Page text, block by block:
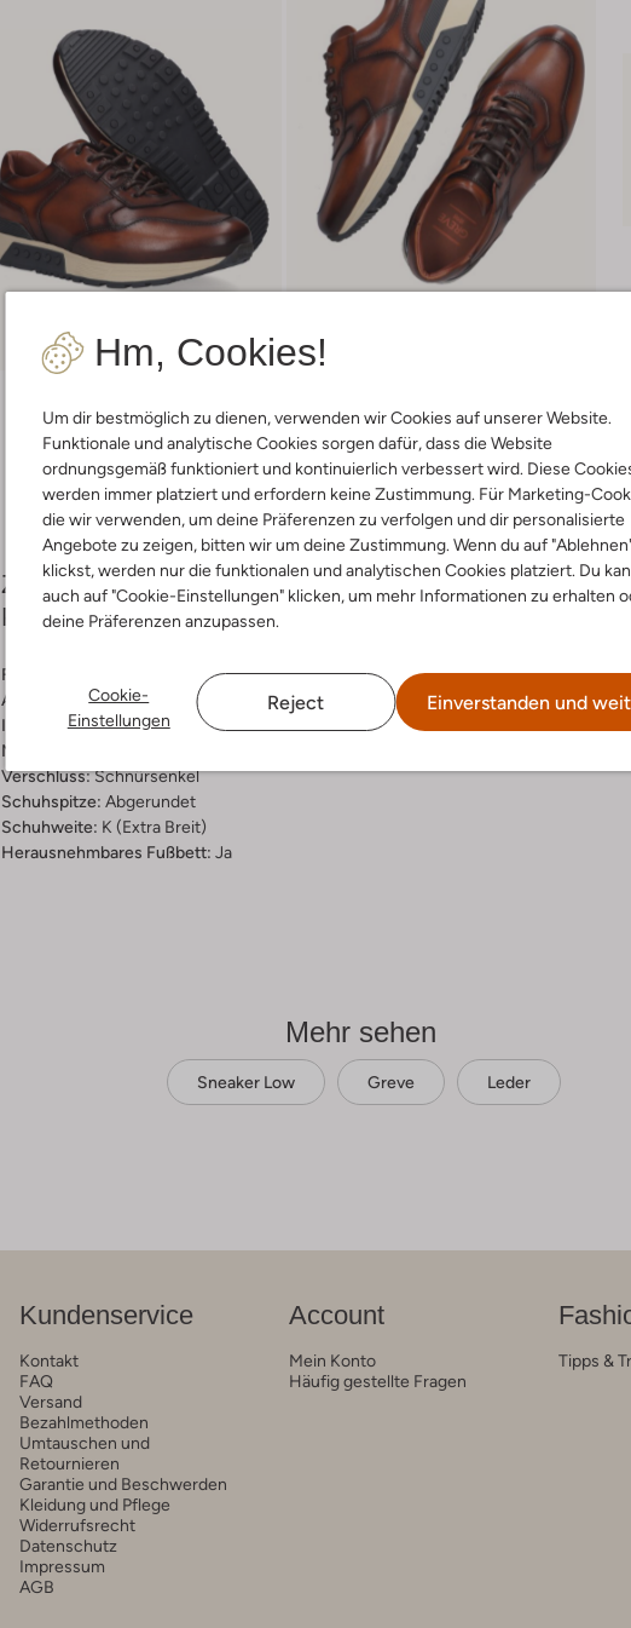
Hm, Cookies!
Um dir bestmöglich zu dienen, verwenden wir Cookies auf unserer Website.
Funktionale und analytische Cookies sorgen dafür, dass die Website
ordnungsgemäß funktioniert und kontinuierlich verbessert wird. Diese
werden immer platziert und erfordern keine Zustimmung. Für Marketing-
die wir verwenden, um deine Präferenzen zu verfolgen und dir personalisierte
Angebote zu zeigen, bitten wir um deine Zustimmung. Wenn du auf
klickst, werden nur die funktionalen und analytischen Cookies platziert. Du
auch auf "Cookie-Einstellungen" klicken, um mehr Informationen zu erhalten
deine Präferenzen anzupassen.
Cookie-
Einstellungen
Reject Einverstanden und
Lieferung & Rückgabe
Zusammensetzung &
Passform
Farbe :
Außenmaterial:Leder
Innenmaterial:Leder
Material Sohle:
Verschluss:Schnürsenkel
Schuhspitze: Abgerundet
Schuhweite: K (extra Breit)
Herausnehmbares Fußbett: Ja
Mehr sehen
Sneaker Low Greve Leder
Kundenservice
Kontakt
FAQ
Versand
Bezahlmethoden
Umtauschen und
Retournieren
Garantie und Beschwerden
Kleidung und Pflege
Widerrufsrecht
Datenschutz
Impressum
AGB
Account
Mein Konto
Häufig gestellte Fragen
Tipps &